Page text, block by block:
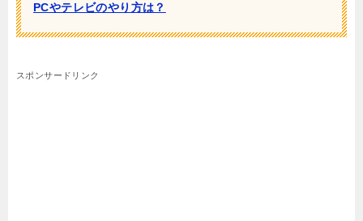
PCやテレビのやり方は？
スポンサードリンク